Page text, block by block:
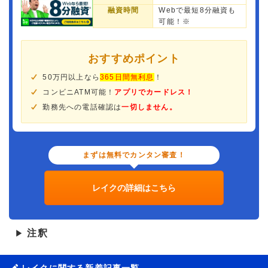
融資時間
Webで最短8分融資も
可能！※
おすすめポイント
50万円以上なら365日間無利息
！
コンビニATM可能！ アプリでカードレス！
勤務先への電話確認は一切しません。
まずは無料でカンタン審査！
レイクの詳細はこちら
▶ 注釈